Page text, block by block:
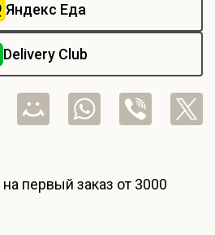
Яндекс Еда
Delivery Club
на первый заказ от 3000